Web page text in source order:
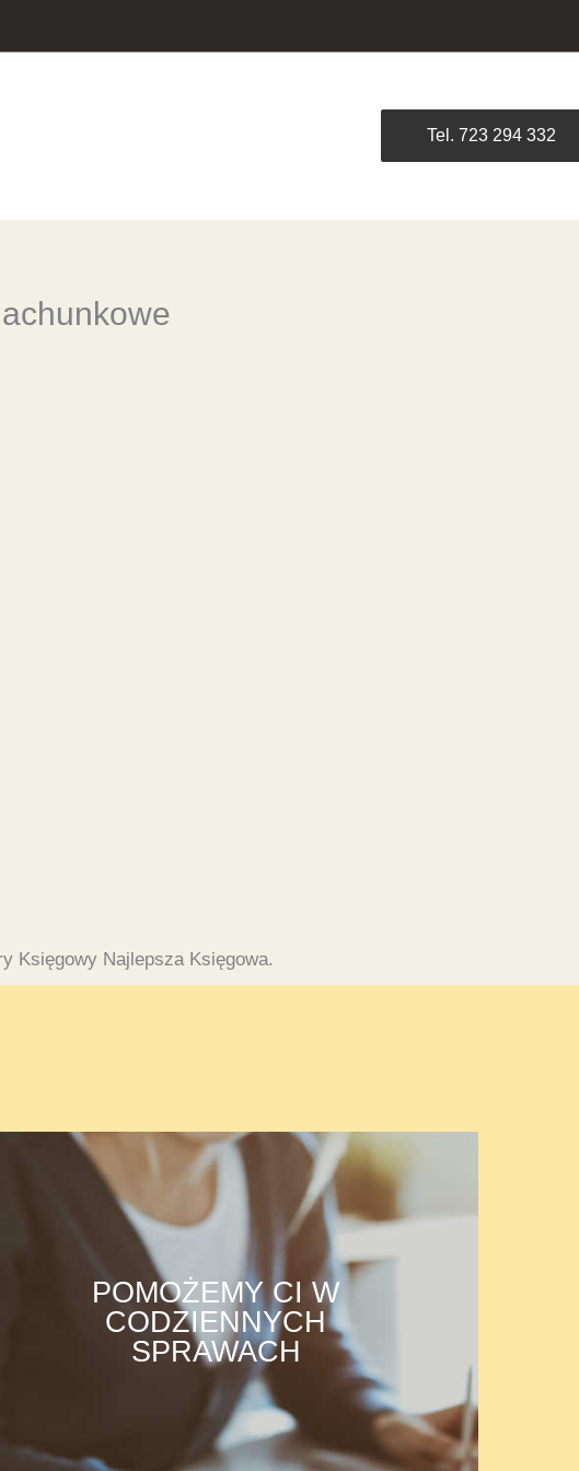
Tel. 723 294 332
Księgowy Najlepsza Księgowa.
POMOŻEMY CI W
CODZIENNYCH
SPRAWACH